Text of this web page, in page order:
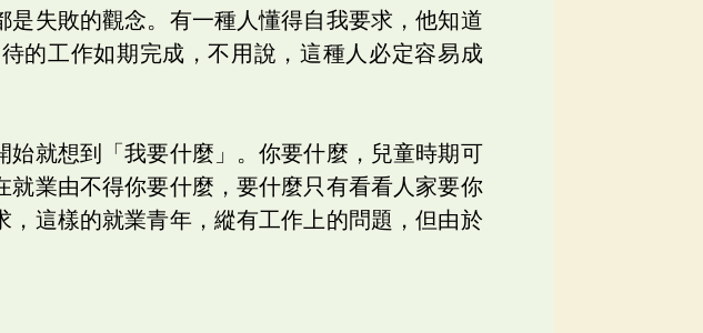
失敗的觀念。有一種人懂得自我要求，他知道
的工作如期完成，不用說，這種人必定容易成
就想到「我要什麼」。你要什麼，兒童時期可
業由不得你要什麼，要什麼只有看看人家要你
這樣的就業青年，縱有工作上的問題，但由於